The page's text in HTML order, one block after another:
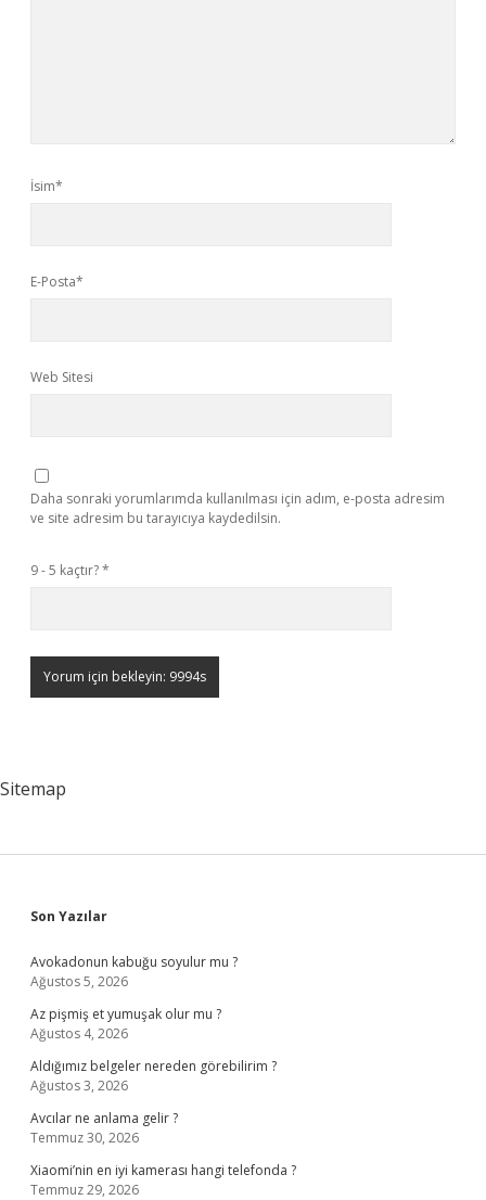
İsim*
E-Posta*
Web Sitesi
Daha sonraki yorumlarımda kullanılması için adım, e-posta adresim
ve site adresim bu tarayıcıya kaydedilsin.
9 - 5 kaçtır?*
Sitemap
Sidebar
Son Yazılar
Avokadonun kabuğu soyulur mu ?
Ağustos 5, 2026
Az pişmiş et yumuşak olur mu ?
Ağustos 4, 2026
Aldığımız belgeler nereden görebilirim ?
Ağustos 3, 2026
Avcılar ne anlama gelir ?
Temmuz 30, 2026
Xiaomi’nin en iyi kamerası hangi telefonda ?
Temmuz 29, 2026